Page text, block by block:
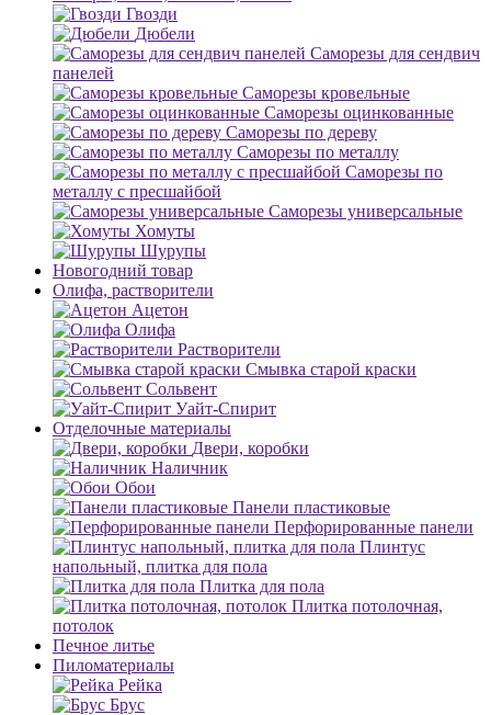
Гвозди
Дюбели
Саморезы для сендвич
панелей
Саморезы кровельные
Саморезы оцинкованные
Саморезы по дереву
Саморезы по металлу
Саморезы по
металлу с пресшайбой
Саморезы универсальные
Хомуты
Шурупы
Новогодний товар
Олифа, растворители
Ацетон
Олифа
Растворители
Смывка старой краски
Сольвент
Уайт-Спирит
Отделочные материалы
Двери, коробки
Наличник
Обои
Панели пластиковые
Перфорированные панели
Плинтус
напольный, плитка для пола
Плитка для пола
Плитка потолочная,
потолок
Печное литье
Пиломатериалы
Рейка
Брус